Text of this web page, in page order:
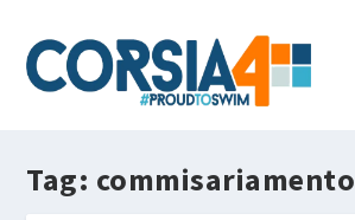
Tag: commisariamento